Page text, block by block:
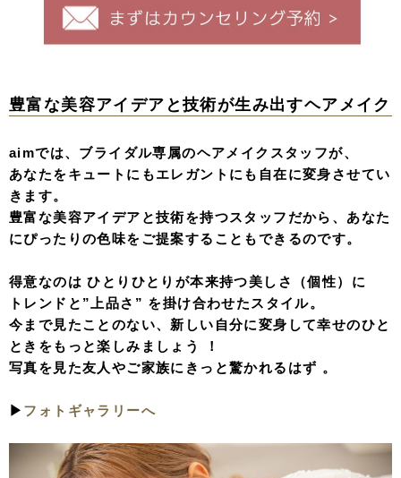
豊富な美容アイデアと技術が生み出すヘアメイク
aimでは、ブライダル専属のヘアメイクスタッフが、
あなたをキュートにもエレガントにも自在に変身させてい
きます。
豊富な美容アイデアと技術を持つスタッフだから、あなた
にぴったりの色味をご提案することもできるのです。
得意なのは ひとりひとりが本来持つ美しさ（個性）に
トレンドと”上品さ” を掛け合わせたスタイル。
今まで見たことのない、新しい自分に変身して幸せのひと
ときをもっと楽しみましょう ！
写真を見た友人やご家族にきっと驚かれるはず 。
▶︎ フォトギャラリーへ